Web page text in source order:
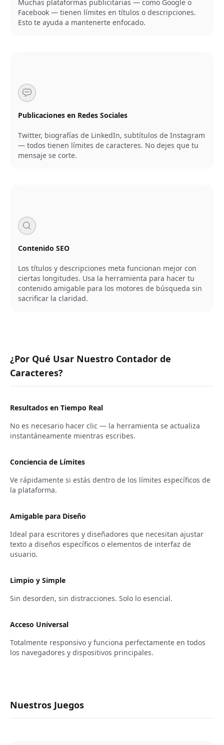
Muchas plataformas publicitarias — como Google o
Facebook — tienen límites en títulos o descripciones.
Esto te ayuda a mantenerte enfocado.
Publicaciones en Redes Sociales
Twitter, biografías de LinkedIn, subtítulos de Instagram
— todos tienen límites de caracteres. No dejes que tu
mensaje se corte.
Contenido SEO
Los títulos y descripciones meta funcionan mejor con
ciertas longitudes. Usa la herramienta para hacer tu
contenido amigable para los motores de búsqueda sin
sacrificar la claridad.
¿Por Qué Usar Nuestro Contador de
Caracteres?
Resultados en Tiempo Real
No es necesario hacer clic — la herramienta se actualiza
instantáneamente mientras escribes.
Conciencia de Límites
Ve rápidamente si estás dentro de los límites específicos de
la plataforma.
Amigable para Diseño
Ideal para escritores y diseñadores que necesitan ajustar
texto a diseños específicos o elementos de interfaz de
usuario.
Limpio y Simple
Sin desorden, sin distracciones. Solo lo esencial.
Acceso Universal
Totalmente responsivo y funciona perfectamente en todos
los navegadores y dispositivos principales.
Nuestros Juegos